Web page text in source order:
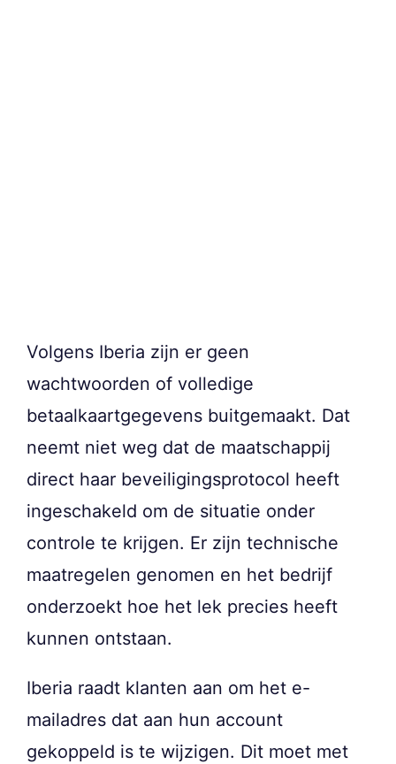
Volgens Iberia zijn er geen
wachtwoorden of volledige
betaalkaartgegevens buitgemaakt. Dat
neemt niet weg dat de maatschappij
direct haar beveiligingsprotocol heeft
ingeschakeld om de situatie onder
controle te krijgen. Er zijn technische
maatregelen genomen en het bedrijf
onderzoekt hoe het lek precies heeft
kunnen ontstaan.
Iberia raadt klanten aan om het e-
mailadres dat aan hun account
gekoppeld is te wijzigen. Dit moet met